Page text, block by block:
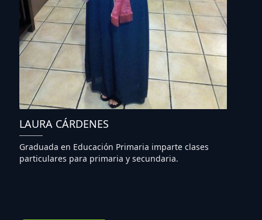
LAURA CÁRDENES
Graduada en Educación Primaria imparte clases
particulares para primaria y secundaria.